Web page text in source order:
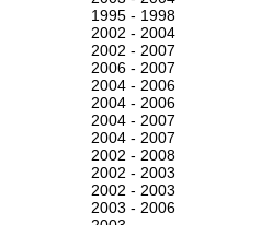
1995 - 1998
2002 - 2004
2002 - 2007
2006 - 2007
2004 - 2006
2004 - 2006
2004 - 2007
2004 - 2007
2002 - 2008
2002 - 2003
2002 - 2003
2003 - 2006